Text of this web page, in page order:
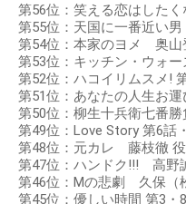
第56位：笑える恋はした
第55位：天国に一番近い
第54位：本家のヨメ 奥山
第53位：キッチン・ウォ
第52位：ハコイリムスメ!
第51位：あなたの人生お
第50位：柳生十兵衛七番
第49位：Love Story 第6
第48位：元カレ 藤枝徹 役
第47位：ハンドク!!! 高野
第46位：Mの悲劇 久保（
第45位：優しい時間 第3